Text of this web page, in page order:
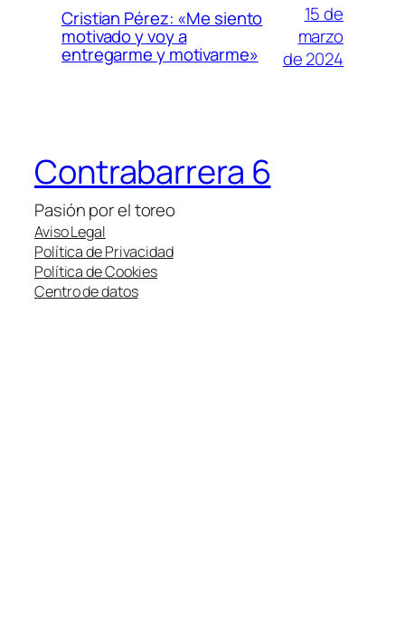
Cristian Pérez: «Me siento
motivado y voy a
entregarme y motivarme»
15 de
marzo
de 2024
Contrabarrera 6
Pasión por el toreo
Aviso Legal
Política de Privacidad
Política de Cookies
Centro de datos